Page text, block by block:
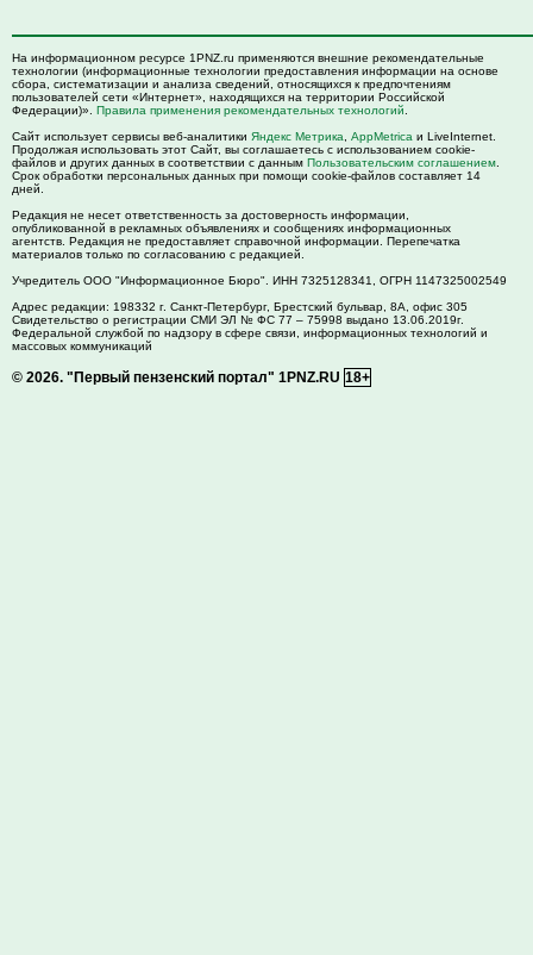
На информационном ресурсе 1PNZ.ru применяются внешние рекомендательные
технологии (информационные технологии предоставления информации на основе
сбора, систематизации и анализа сведений, относящихся к предпочтениям
пользователей сети «Интернет», находящихся на территории Российской
Федерации)». Правила применения рекомендательных технологий
Сайт использует сервисы веб-аналитики Яндекс Метрика AppMetrica и LiveInternet.
Продолжая использовать этот Сайт, вы соглашаетесь с использованием cookie-
файлов и других данных в соответствии с данным Пользовательским соглашением
Срок обработки персональных данных при помощи cookie-файлов составляет 14
дней.
Редакция не несет ответственность за достоверность информации,
опубликованной в рекламных объявлениях и сообщениях информационных
агентств. Редакция не предоставляет справочной информации. Перепечатка
материалов только по согласованию с редакцией.
Учредитель ООО "Информационное Бюро". ИНН 7325128341, ОГРН 1147325002549
Адрес редакции: 198332 г. Санкт-Петербург, Брестский бульвар, 8А, офис 305
Свидетельство о регистрации СМИ ЭЛ № ФС 77 – 75998 выдано 13.06.2019г.
Федеральной службой по надзору в сфере связи, информационных технологий и
массовых коммуникаций
© 2026. "Первый пензенский портал" 1PNZ.RU 18+